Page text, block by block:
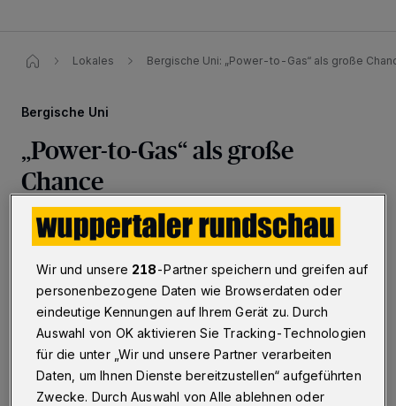
Lokales Bergische Uni: „Power-to-Gas“ als große
Bergische Uni
„Power-to-Gas“ als große
Chance
Wuppertal ·Die Power-to-Gas-Technologie kann
ein wichtiger Baustein bei der Energiewende und dem
Erreichen der Klimaschutzziele in Deutschland sowie in
Europa werden. Einen umfassenden Überblick darüber
liefert das neue Fachbuch „Power-to-Gas.
Grundlagen – Konzepte – Lösungen“, an dem
Wuppertaler Wissenschaftlerinnen und Wissenschaftler
um Prof. Dr.-Ing. Markus Zdrallek vom Lehrstuhl für
Elektrische Energieversorgungstechnik der Bergischen
Uno mitgewirkt haben.
Wir und unsere 218-Partner speichern und greifen auf
personenbezogene Daten wie Browserdaten oder
eindeutige Kennungen auf Ihrem Gerät zu. Durch
Auswahl von OK aktivieren Sie Tracking-Technologien
für die unter „Wir und unsere Partner verarbeiten
Daten, um Ihnen Dienste bereitzustellen“ aufgeführten
Zwecke. Durch Auswahl von Alle ablehnen oder